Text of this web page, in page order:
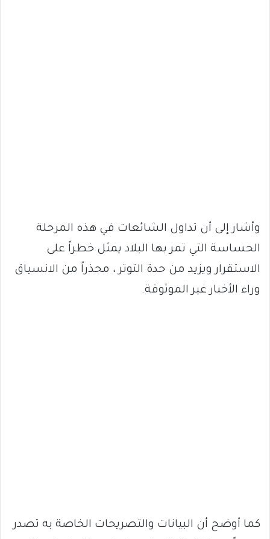
وأشار إلى أن تداول الشائعات في هذه المرحلة
الحساسة التي تمر بها البلاد يمثل خطراً على
الاستقرار ويزيد من حدة التوتر ، محذراً من الانسياق
وراء الأخبار غير الموثوقة.
كما أوضح أن البيانات والتصريحات الخاصة به تصدر